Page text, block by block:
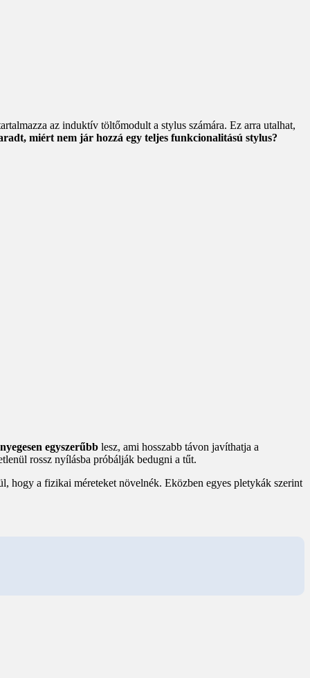
az induktív töltőmodult a stylus számára. Ez arra utalhat,
miért nem jár hozzá egy teljes funkcionalitású stylus?
egyszerűbb lesz, ami hosszabb távon javíthatja a
rossz nyílásba próbálják bedugni a tűt.
hogy a fizikai méreteket növelnék. Eközben egyes pletykák szerint